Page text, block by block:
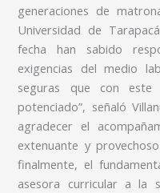
generaciones de
Universidad de
fecha han sabido
exigencias del medio
seguras que con
potenciado”, señaló
agradecer el
extenuante y
finalmente, el
asesora curricular a la